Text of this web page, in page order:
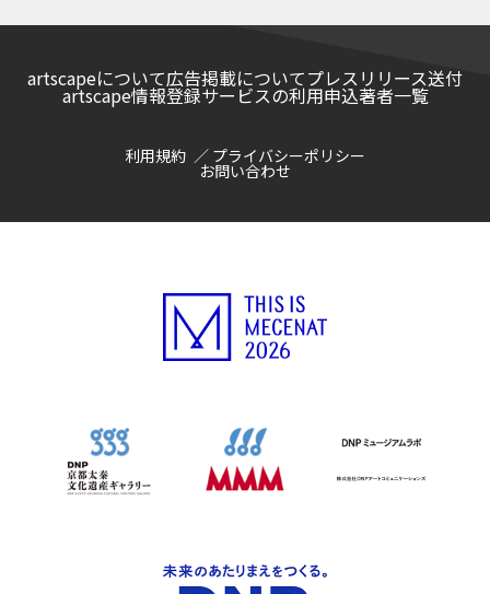
artscapeについて広告掲載についてプレスリリース送付
artscape情報登録サービスの利用申込著者一覧
利用規約 プライバシーポリシー
お問い合わせ